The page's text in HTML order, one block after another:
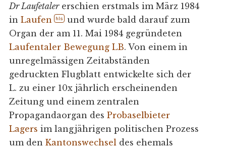
Dr Laufetalererschien erstmals im März 1984
in Laufen hls und wurde bald darauf zum
Organ der am 11. Mai 1984 gegründeten
Laufentaler Bewegung LB. Von einem in
unregelmässigen Zeitabständen
gedruckten Flugblatt entwickelte sich der
L. zu einer 10x jährlich erscheinenden
Zeitung und einem zentralen
Propagandaorgan des Probaselbieter
Lagers im langjährigen politischen Prozess
um den Kantonswechsel des ehemals